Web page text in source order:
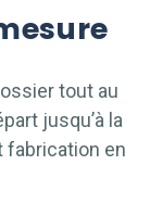
tout au
jusqu’à la
fabrication en